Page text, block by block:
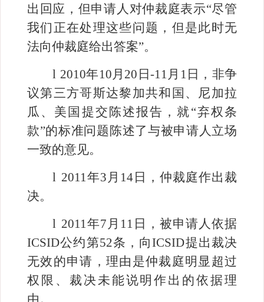
出回应，但申请人对仲裁庭表示“尽管
我们正在处理这些问题，但是此时无
法向仲裁庭给出答案”。
l 2010年10月 20 日-11月 1 日，非争
议第三方哥斯达黎加共和国、尼加拉
瓜、美国提交陈述报告，就“弃权条
款”的标准问题陈述了与被申请人立场
一致的意见。
l 2011年3 月 14 日
，仲裁庭作出裁
决。
l 2011年7 月 11 日，被申请人依据
ICSID公约第52条，向ICSID提出裁决
无效的申请，理由是仲裁庭明显超过
权限、裁决未能说明作出的依据理
由。